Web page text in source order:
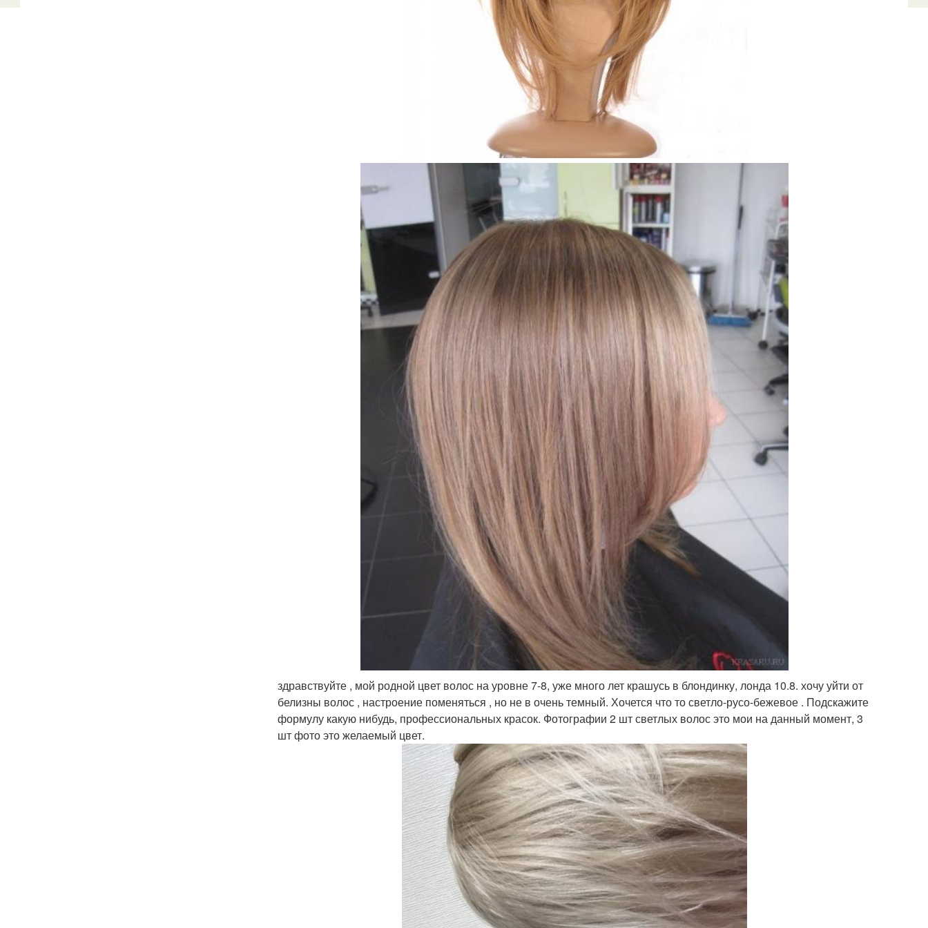
здравствуйте , мой родной цвет волос на уровне 7-8, уже много лет крашусь в блондинку, лонда 10.8. хочу уйти от
белизны волос , настроение поменяться , но не в очень темный. Хочется что то светло-русо-бежевое . Подскажите
формулу какую нибудь, профессиональных красок. Фотографии 2 шт светлых волос это мои на данный момент, 3
шт фото это желаемый цвет.